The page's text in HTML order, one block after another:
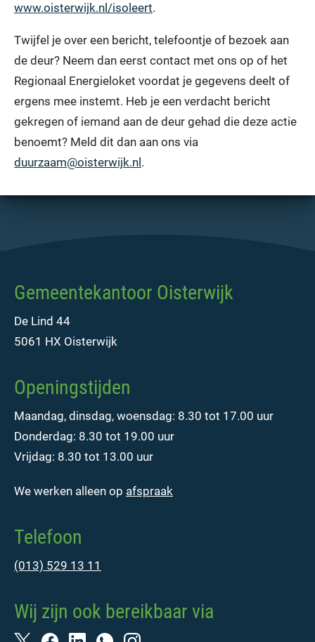
www.oisterwijk.nl/isoleert.
Twijfel je over een bericht, telefoontje of bezoek aan
de deur? Neem dan eerst contact met ons op of het
Regionaal Energieloket voordat je gegevens deelt of
ergens mee instemt. Heb je een verdacht bericht
gekregen of iemand aan de deur gehad die deze actie
benoemt? Meld dit dan aan ons via
duurzaam@oisterwijk.nl .
Gemeentekantoor Oisterwijk
De Lind 44
5061 HX Oisterwijk
Openingstijden
Maandag, dinsdag, woensdag: 8.30 tot 17.00 uur
Donderdag: 8.30 tot 19.00 uur
Vrijdag: 8.30 tot 13.00 uur
We werken alleen op afspraak
Telefoon
(013) 529 13 11
Wij zijn ook bereikbaar via